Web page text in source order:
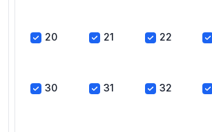
20 21 22
30 31 32